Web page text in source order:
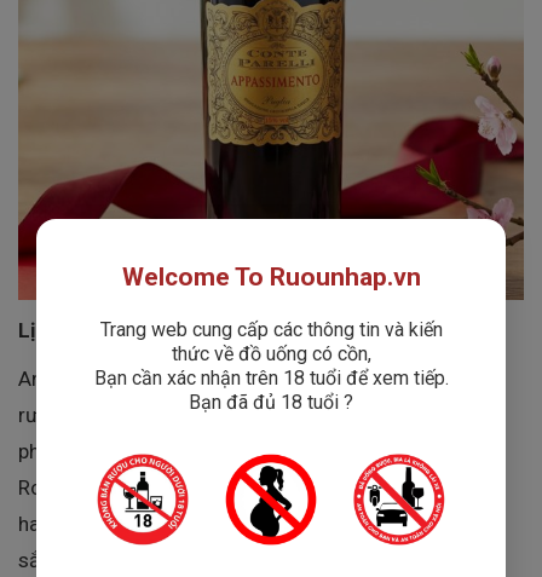
Lịch Sử Và Di Sản Của Angelo Rocca & Figli
Angelo Rocca & Figli là một trong những nhà sản xuất
rượu vang hàng đầu tại Ý, được biết đến với lịch sử
phong phú và sự kết hợp giữa hai thương hiệu lâu đời:
Rocca và Dezzani. Được thành lập từ sự hợp nhất của
hai gia đình với truyền thống sản xuất rượu vang sâu
sắc, Angelo Rocca & Figli mang trong mình di sản của
Welcome To Ruounhap.vn
Trang web cung cấp các thông tin và kiến
thức về đồ uống có cồn,
Bạn cần xác nhận trên 18 tuổi để xem tiếp.
Bạn đã đủ 18 tuổi ?